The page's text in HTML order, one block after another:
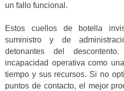
un fallo funcional.
Estos cuellos de botella
suministro y de
detonantes del
incapacidad operativa como
tiempo y sus recursos. Si no
puntos de contacto, el mejor